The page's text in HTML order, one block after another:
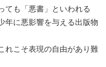
ても「悪書」といわれる
年に悪影響を与える出版物
れこそ表現の自由があり難